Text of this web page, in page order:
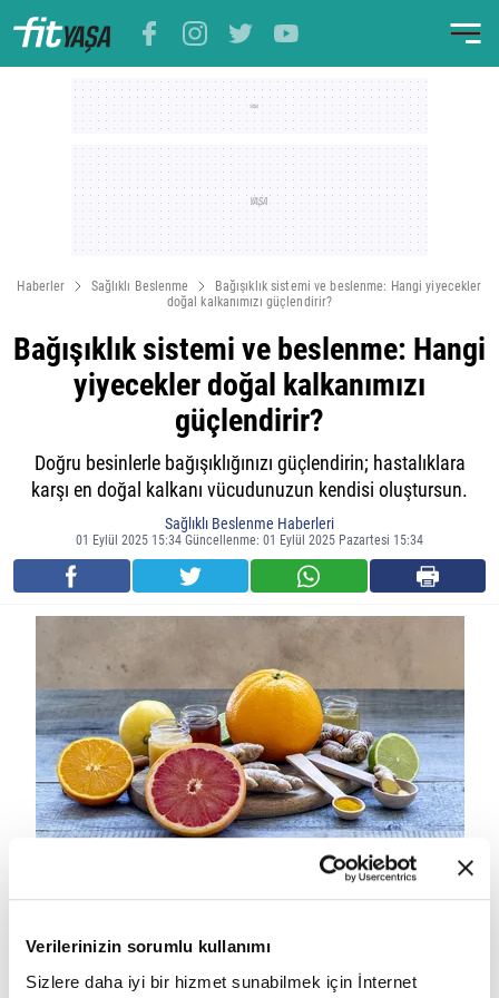
Verilerinizin sorumlu kullanımı
Sizlere daha iyi bir hizmet sunabilmek için İnternet
Haberler Sağlıklı Beslenme
Bağışıklık sistemi ve beslenme: Hangi yiyecekler
doğal kalkanımızı güçlendirir?
Bağışıklık sistemi ve beslenme: Hangi
yiyecekler doğal kalkanımızı
güçlendirir?
Doğru besinlerle bağışıklığınızı güçlendirin; hastalıklara
karşı en doğal kalkanı vücudunuzun kendisi oluştursun.
Sağlıklı Beslenme Haberleri
01 Eylül 2025 15:34 Güncellenme: 01 Eylül 2025 Pazartesi 15:34
Sağlıklı ve güçlü bir bağışıklık sistemi, hastalıklara karşı en
güçlendirmek için düzenli uyku, stres yönetimi ve egzersiz kadar,
doğru beslenme de hayati bir rol oynar. Vücudun ihtiyaç duyduğu